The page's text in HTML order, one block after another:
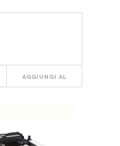
AGGIUNGI AL